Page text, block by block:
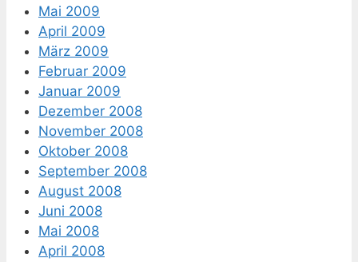
Mai 2009
April 2009
März 2009
Februar 2009
Januar 2009
Dezember 2008
November 2008
Oktober 2008
September 2008
August 2008
Juni 2008
Mai 2008
April 2008